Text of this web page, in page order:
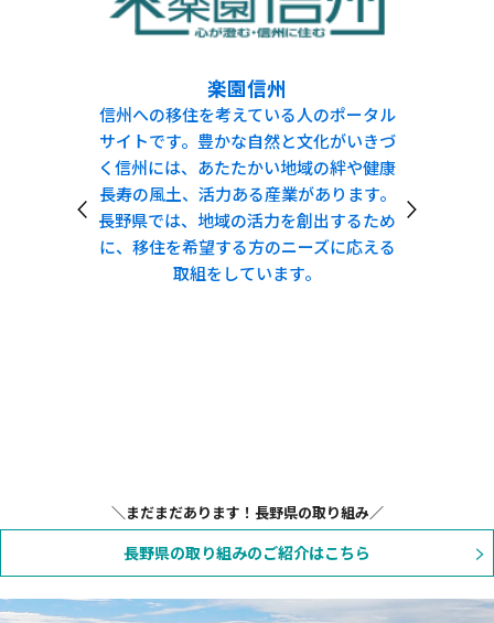
信州自然留学（山村留学）
自然豊かな農山村地域で暮らし、地元の
学校に通いながら生活体験をする「信州
自然留学」の情報を一元的にまとめたポ
ータルサイトです。受入団体やイベント
情報、体験談の紹介など、信州自然留学
に関する最新情報を発信しています。
まだまだあります！長野県の取り組み
長野県の取り組みのご紹介はこちら